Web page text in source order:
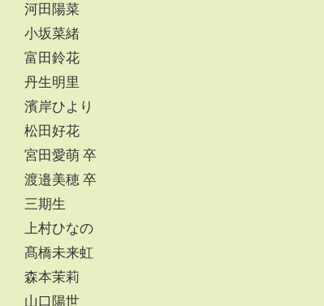
河田陽菜
小坂菜緒
富田鈴花
丹生明里
濱岸ひより
松田好花
宮田愛萌 卒
渡邉美穂 卒
三期生
上村ひなの
髙橋未来虹
森本茉莉
山口陽世